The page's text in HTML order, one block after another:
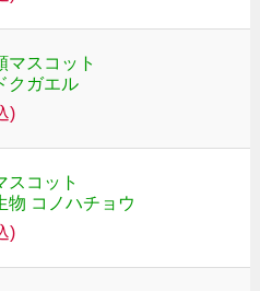
マスコット
クガエル
)
スコット
物 コノハチョウ
)